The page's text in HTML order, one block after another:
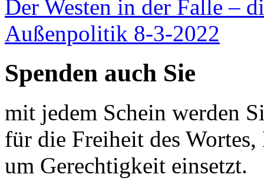
Der Westen in der Falle –
Außenpolitik 8-3-2022
Spenden auch Sie
mit jedem Schein werden
für die Freiheit des
um Gerechtigkeit einsetzt.